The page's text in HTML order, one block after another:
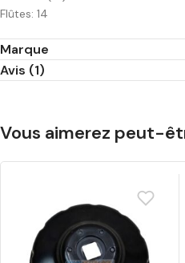
Flûtes: 14
Marque
Avis (1)
Vous aimerez peut-